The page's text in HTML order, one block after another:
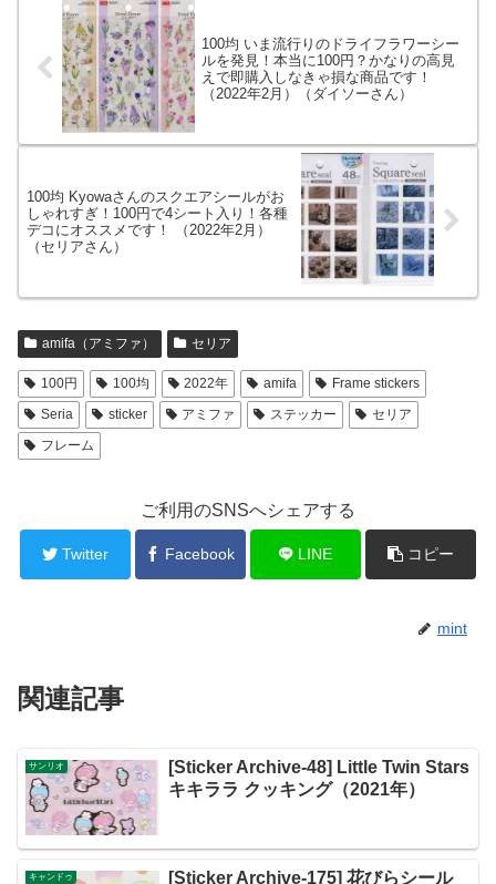
100均 いま流行りのドライフラワーシー
ルを発見！本当に100円？かなりの高見
えで即購入しなきゃ損な商品です！
（2022年2月）（ダイソーさん）
100均 Kyowaさんのスクエアシールがお
しゃれすぎ！100円で4シート入り！各種
デコにオススメです！ （2022年2月）
（セリアさん）
amifa（アミファ） セリア
100円 100均 2022年 amifa
Frame stickers
Seria
sticker アミファ ステッカー
セリア
フレーム
ご利用のSNSへシェアする
Twitter Facebook LINE コピー
mint
関連記事
サンリオ
[Sticker Archive-48] Little Twin Stars
キキララ クッキング（2021年）
キャンドゥ
[Sticker Archive-175] 花びらシール